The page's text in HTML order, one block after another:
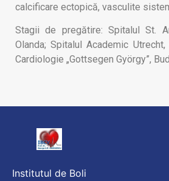
calcificare ectopică, vasculite
Stagii de pregătire: Spitalul St.
Olanda; Spitalul Academic
Cardiologie „Gottsegen György”,
Institutul de Boli